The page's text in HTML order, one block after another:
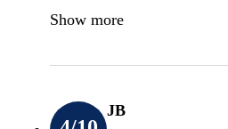
Show more
JB